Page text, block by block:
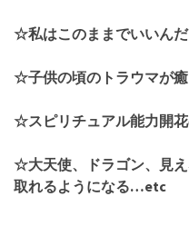
☆私はこのままでいいん
☆子供の頃のトラウマが
☆スピリチュアル能力開
☆大天使、ドラゴン、
見
取れるようになる…etc